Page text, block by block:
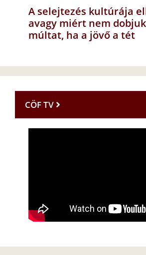
A selejtezés kultúrája
avagy miért nem
múltat, ha a jövő a tét
CÖF TV